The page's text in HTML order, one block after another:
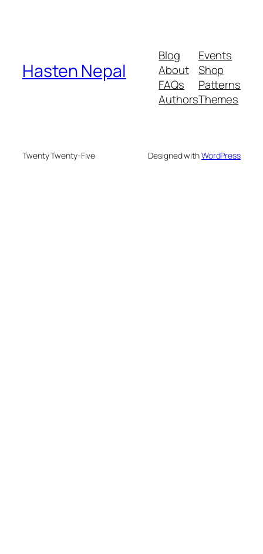
Hasten Nepal
Blog
About
FAQs
Authors
Events
Shop
Patterns
Themes
Twenty Twenty-Five Designed withWordPress